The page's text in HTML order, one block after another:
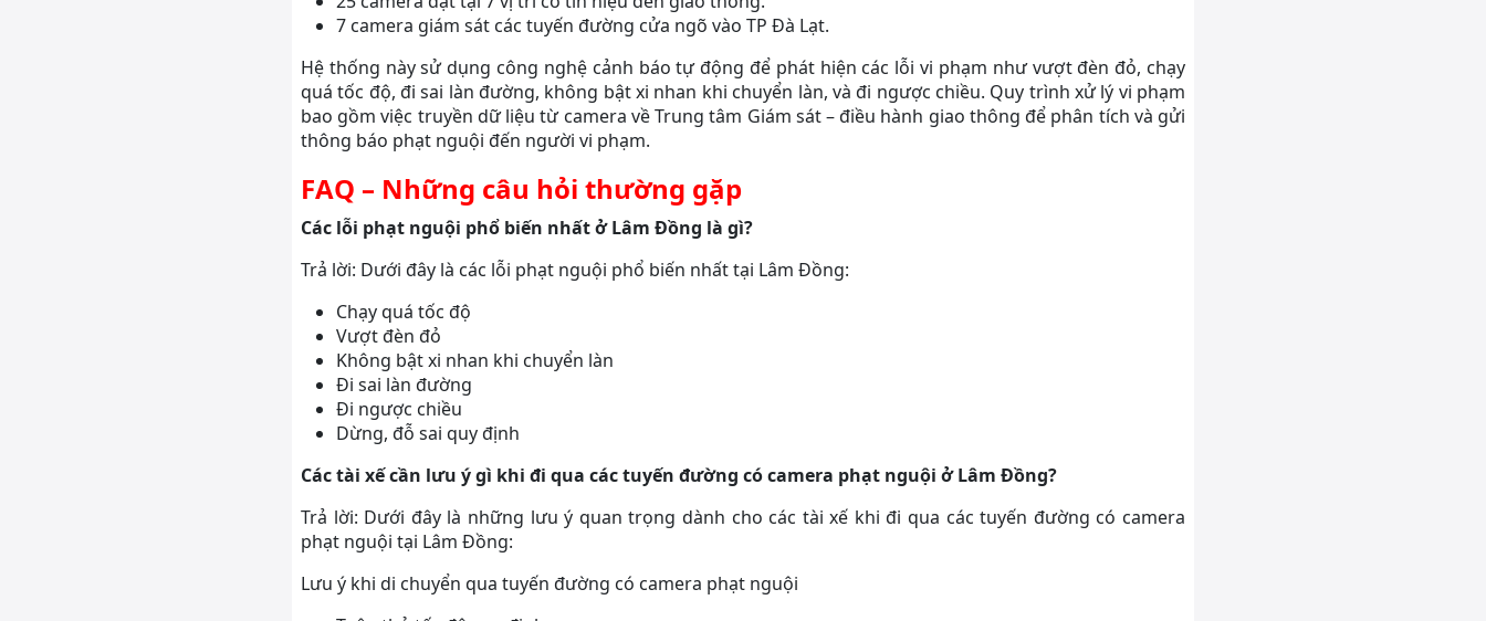
7 camera giám sát các tuyến đường cửa ngõ vào TP Đà Lạt.
Hệ thống này sử dụng công nghệ cảnh báo tự động để phát hiện các lỗi vi phạm như vượt đèn đỏ, chạy
quá tốc độ, đi sai làn đường, không bật xi nhan khi chuyển làn, và đi ngược chiều. Quy trình xử lý vi phạm
bao gồm việc truyền dữ liệu từ camera về Trung tâm Giám sát – điều hành giao thông để phân tích và gửi
thông báo phạt nguội đến người vi phạm.
FAQ – Những câu hỏi thường gặp
Các lỗi phạt nguội phổ biến nhất ở Lâm Đồng là gì?
Trả lời: Dưới đây là các lỗi phạt nguội phổ biến nhất tại Lâm Đồng:
Chạy quá tốc độ
Vượt đèn đỏ
Không bật xi nhan khi chuyển làn
Đi sai làn đường
Đi ngược chiều
Dừng, đỗ sai quy định
Các tài xế cần lưu ý gì khi đi qua các tuyến đường có camera phạt nguội ở Lâm Đồng?
Trả lời: Dưới đây là những lưu ý quan trọng dành cho các tài xế khi đi qua các tuyến đường có camera
phạt nguội tại Lâm Đồng:
Lưu ý khi di chuyển qua tuyến đường có camera phạt nguội